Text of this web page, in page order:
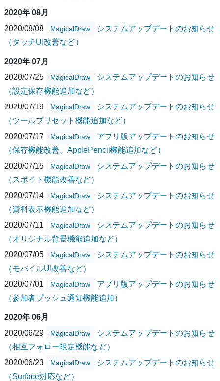
2020年 08月
2020/08/08
MagicalDraw
システムアップデートのお知らせ
（タッチUI改善など）
2020年 07月
2020/07/25
MagicalDraw
システムアップデートのお知らせ
（設定保存機能追加など）
2020/07/19
MagicalDraw
システムアップデートのお知らせ
（ツールプリセット機能追加など）
2020/07/17
MagicalDraw
アプリ版アップデートのお知らせ
（保存機能改善、ApplePencil機能追加など）
2020/07/15
MagicalDraw
システムアップデートのお知らせ
（スポイト機能改善など）
2020/07/14
MagicalDraw
システムアップデートのお知らせ
（資料表示機能追加など）
2020/07/11
MagicalDraw
システムアップデートのお知らせ
（オリジナル背景機能追加など）
2020/07/05
MagicalDraw
システムアップデートのお知らせ
（モバイルUI改善など）
2020/07/01
MagicalDraw
アプリ版アップデートのお知らせ
（参加者プッシュ通知機能追加）
2020年 06月
2020/06/29
MagicalDraw
システムアップデートのお知らせ
（相互フォロー限定機能など）
2020/06/23
MagicalDraw
システムアップデートのお知らせ
（Surface対応など）